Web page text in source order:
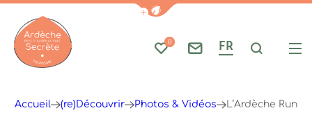
Afficher la barre de
Mes favoris
0
Nous contacter
FR Je
Accueil (re)Découvrir Photos & Vidéos L’Ardèche Run